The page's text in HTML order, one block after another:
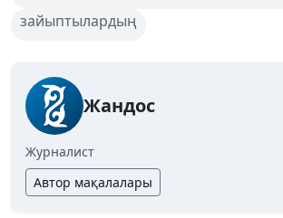
зайыптылардың
Жандос
Журналист
Автор мақалалары